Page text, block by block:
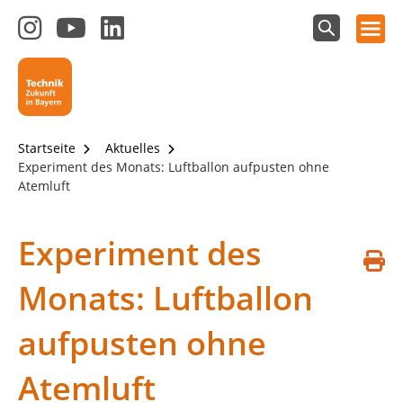
Technik - Zukunft in Bayern
Zum
Instagram-
Kanal
von
Technik-
in
Bayern
4.0
Zum
YouTube-LinkedIn-
Suchfeld
Hauptnavigation öffnen
Startseite
Aktuelles
Experiment des Monats: Luftballon aufpusten ohne
Atemluft
Experiment des
Monats: Luftballon
aufpusten ohne
Atemluft